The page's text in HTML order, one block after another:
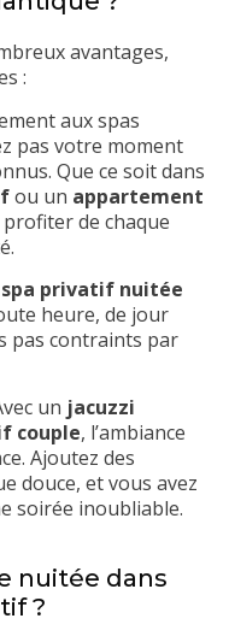
avantages,
:
aux spas
pas votre moment
Que ce soit dans
ou un appartement
de chaque
spa privatif nuitée
heure, de jour
pas contraints par
un jacuzzi
couple, l’ambiance
Ajoutez des
douce, et vous avez
soirée inoubliable.
nuitée dans
?